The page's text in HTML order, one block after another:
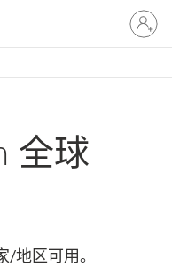
请
登
录
全球
地区可用。